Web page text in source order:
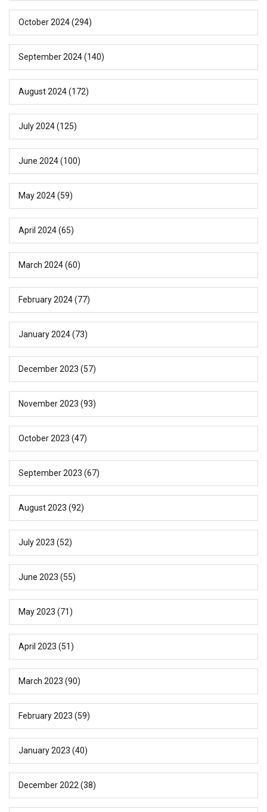
October 2024(294)
September 2024(140)
August 2024(172)
July 2024(125)
June 2024(100)
May 2024(59)
April 2024(65)
March 2024(60)
February 2024(77)
January 2024(73)
December 2023 (57)
November 2023 (93)
October 2023 (47)
September 2023 (67)
August 2023 (92)
July 2023 (52)
June 2023 (55)
May 2023 (71)
April 2023 (51)
March 2023 (90)
February 2023 (59)
January 2023 (40)
December 2022 (38)